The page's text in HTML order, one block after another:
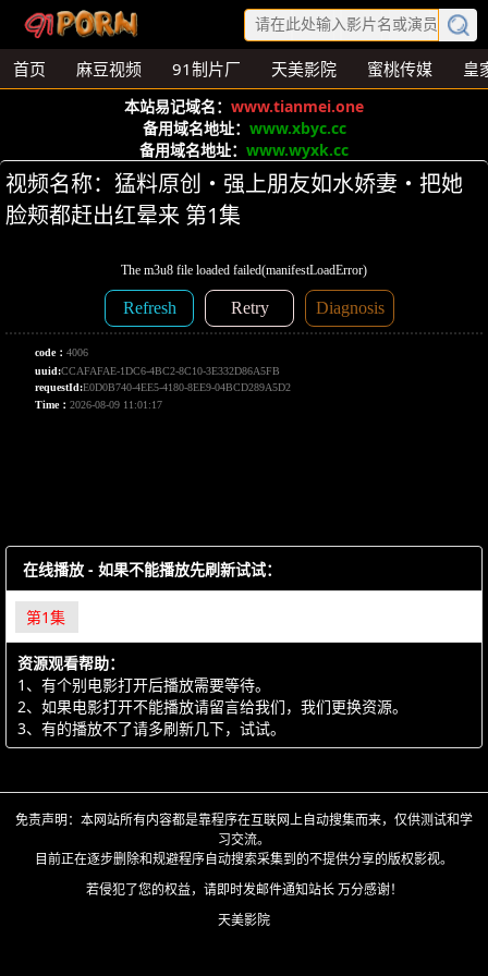
首页 麻豆视频 91制片厂 天美影院 蜜桃传媒 皇
本站易记域名： www.tianmei.one
备用域名地址： www.xbyc.cc
备用域名地址： www.wyxk.cc
视频名称：猛料原创・强上朋友如水娇妻・把她
脸颊都赶出红晕来 第1集
在线播放 - 如果不能播放先刷新试试：
第1集
资源观看帮助：
1、有个别电影打开后播放需要等待。
2、如果电影打开不能播放请留言给我们，我们更换资源。
3、有的播放不了请多刷新几下，试试。
免责声明：本网站所有内容都是靠程序在互联网上自动搜集而来，仅供测试和学
习交流。
目前正在逐步删除和规避程序自动搜索采集到的不提供分享的版权影视。
若侵犯了您的权益，请即时发邮件通知站长 万分感谢！
天美影院